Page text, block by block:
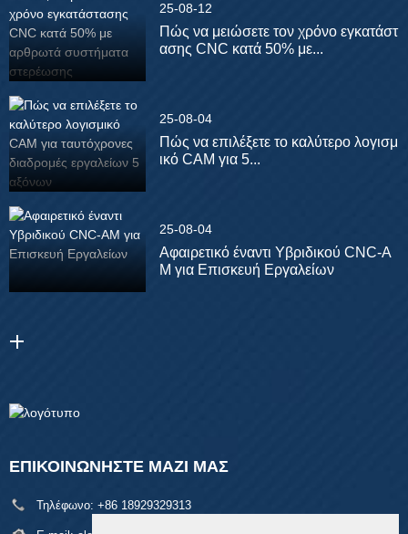
25-08-12
Πώς να μειώσετε τον χρόνο εγκατάστ
ασης CNC κατά 50% με...
25-08-04
Πώς να επιλέξετε το καλύτερο λογισμ
ικό CAM για 5...
25-08-04
Αφαιρετικό έναντι Υβριδικού CNC-A
M για Επισκευή Εργαλείων
ΕΠΙΚΟΙΝΩΝΉΣΤΕ ΜΑΖΊ ΜΑΣ
Τηλέφωνο: +86 18929329313